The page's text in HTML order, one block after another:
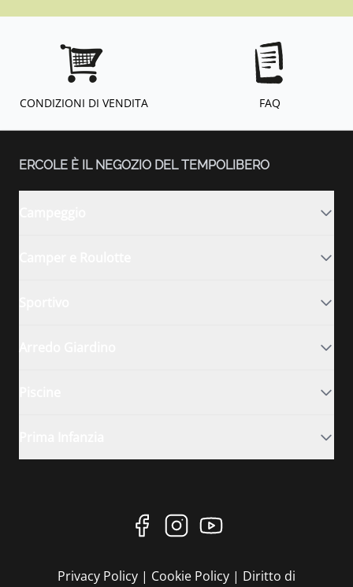
CONDIZIONI DI VENDITA FAQ
ERCOLE È IL NEGOZIO DEL TEMPOLIBERO
Privacy Policy | Cookie Policy | Diritto di